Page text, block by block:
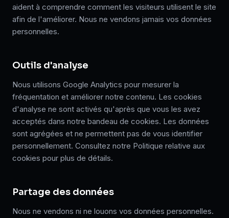
aident à comprendre comment les visiteurs utilisent le site
afin de l'améliorer. Nous ne vendons jamais vos données
personnelles.
Outils d'analyse
Nous utilisons Google Analytics pour mesurer la
fréquentation et améliorer notre contenu. Les cookies
d'analyse ne sont activés qu'après que vous les avez
acceptés dans notre bandeau de cookies. Les données
sont agrégées et ne permettent pas de vous identifier
personnellement. Consultez notre Politique relative aux
cookies pour plus de détails.
Partage des données
Nous ne vendons ni ne louons vos données personnelles.